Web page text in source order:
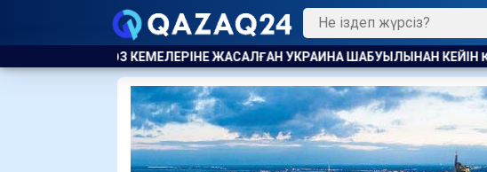
УКРАИНА ШАБУЫЛЫНАН КЕЙІН ҚАРА ТЕҢІЗДЕ КЕМЕ ҚАТЫНАСЫН